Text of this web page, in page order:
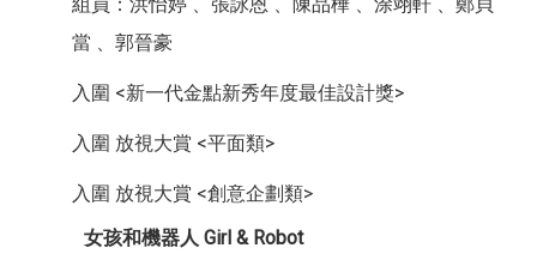
當 、郭晉豪
入圍 <新一代金點新秀年度最佳設計獎>
入圍 放視大賞 <平面類>
入圍 放視大賞 <創意企劃類>
女孩和機器人 Girl & Robot